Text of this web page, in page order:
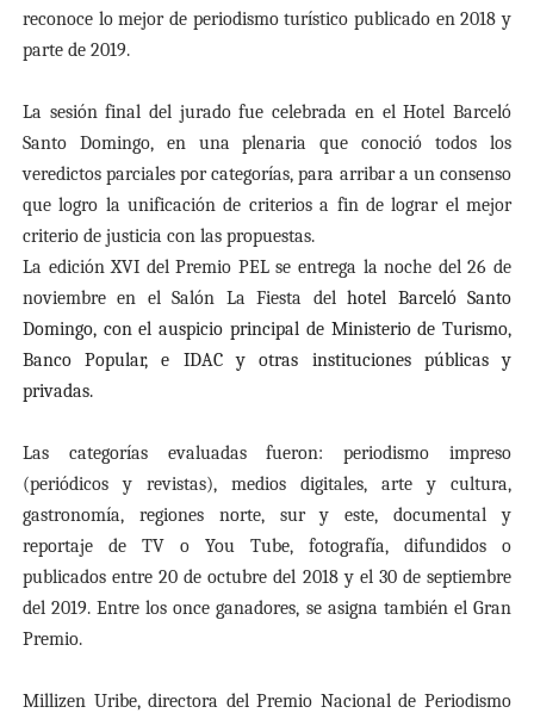
reconoce lo mejor de periodismo turístico publicado en 2018 y
parte de 2019.
La sesión final del jurado fue celebrada en el Hotel Barceló
Santo Domingo, en una plenaria que conoció todos los
veredictos parciales por categorías, para arribar a un consenso
que logro la unificación de criterios a fin de lograr el mejor
criterio de justicia con las propuestas.
La edición XVI del Premio PEL se entrega la noche del 26 de
noviembre en el Salón La Fiesta delhotel Barceló Santo
Domingo, con el auspicio principal de Ministerio de Turismo,
Banco Popular, e IDAC y otras instituciones públicas y
privadas.
Las categorías evaluadas fueron: periodismo impreso
(periódicos y revistas), medios digitales, arte y cultura,
gastronomía, regiones norte, sur y este, documental y
reportaje de TV o You Tube, fotografía, difundidos o
publicados entre20 de octubre del 2018 y el 30 de septiembre
del 2019. Entre los once ganadores, se asigna también el Gran
Premio.
Millizen Uribe, directora del Premio Nacional de Periodismo